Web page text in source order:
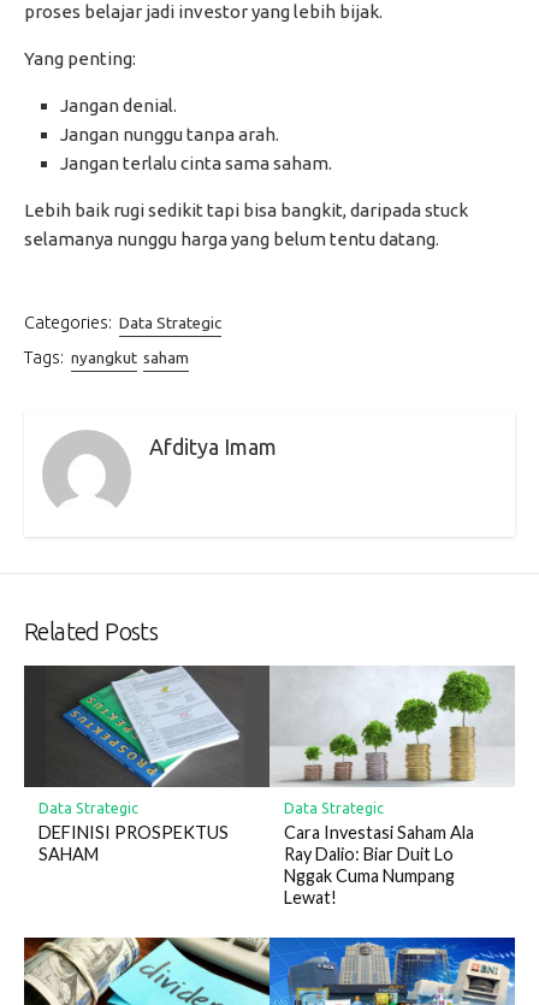
proses belajar jadi investor yang lebih bijak.
Yang penting:
Jangan denial.
Jangan nunggu tanpa arah.
Jangan terlalu cinta sama saham.
Lebih baik rugi sedikit tapi bisa bangkit, daripada stuck
selamanya nunggu harga yang belum tentu datang.
Categories: Data Strategic
Tags: nyangkut saham
Afditya Imam
Related Posts
Data Strategic
DEFINISI PROSPEKTUS
SAHAM
Data Strategic
Cara Investasi Saham Ala
Ray Dalio: Biar Duit Lo
Nggak Cuma Numpang
Lewat!